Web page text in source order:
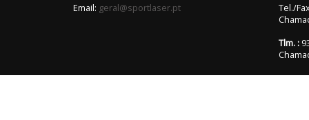
Email: geral@sportlaser.pt
Tel./
Tlm. :